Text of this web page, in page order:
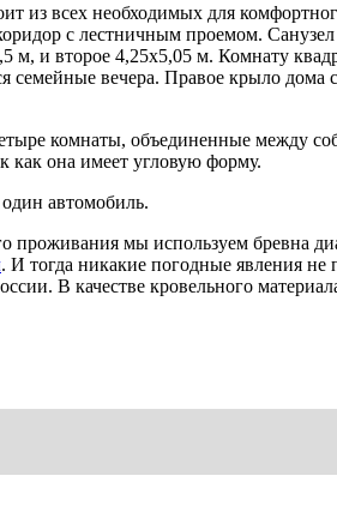
из всех необходимых для
с лестничным проемом.
м, и второе 4,25х5,05 м. Комнату
семейные вечера. Правое крыло
комнаты, объединенные между
как она имеет угловую форму.
автомобиль.
проживания мы используем
. И тогда никакие погодные явления
В качестве кровельного